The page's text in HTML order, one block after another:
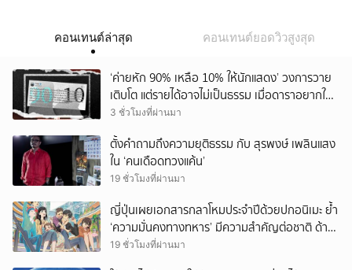
คอนเทนต์ล่าสุด คอนเทนต์ยอดวิวสูงสุด
‘ค่ายหัก 90% เหลือ 10% ให้นักแสดง’ วงการวาย
เติบโต แต่รายได้อาจไม่เป็นธรรม เมื่อดาราอยากให้มี
‘สัญญามาตรฐาน’
3 ชั่วโมงที่ผ่านมา
ตั้งคำถามถึงความยุติธรรม กับ สุรพงษ์ เพลินแสง
ใน ‘คนเดือดทวงแค้น’
19 ชั่วโมงที่ผ่านมา
ญี่ปุ่นเผยเอกสารกลาโหมประจำปีด้วยปกอนิเมะ ย้ำ
‘ความมั่นคงทางทหาร’ มีความสำคัญต่อชาติ ด้าน
จีนเตือน ขออย่าซ้ำรอยประวัติศาสตร์
19 ชั่วโมงที่ผ่านมา